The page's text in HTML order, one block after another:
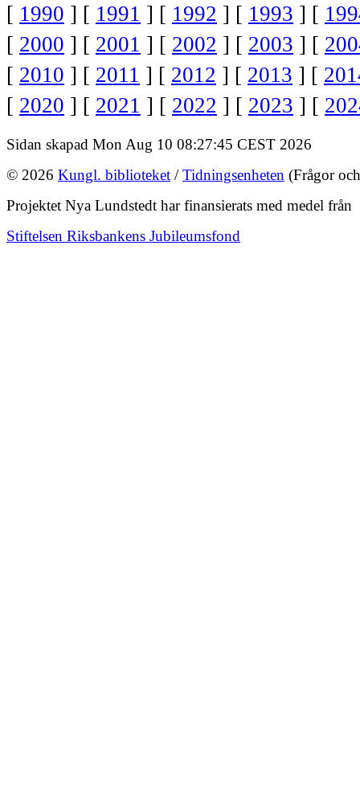
[ 1990 ] [ 1991 ] [ 1992 ] [ 1993 ] [
[ 2000 ] [ 2001 ] [ 2002 ] [ 2003 ] [
[ 2010 ] [ 2011 ] [ 2012 ] [ 2013 ] [
[ 2020 ] [ 2021 ] [ 2022 ] [ 2023 ] [
Sidan skapad Mon Aug 10 08:27:45 CEST 2026
© 2026 Kungl. biblioteket /Tidningsenheten (Frågor
Projektet Nya Lundstedt har finansierats med medel från
Stiftelsen Riksbankens Jubileumsfond